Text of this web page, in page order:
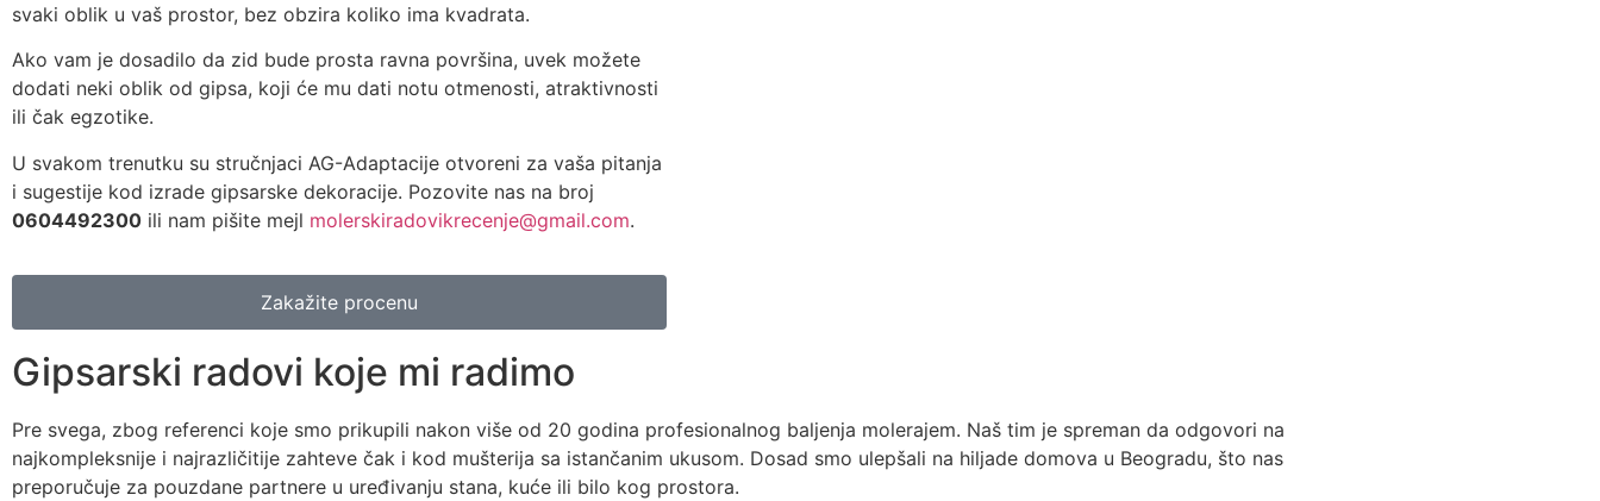
svaki oblik u vaš prostor, bez obzira koliko ima kvadrata.
Ako vam je dosadilo da zid bude prosta ravna površina, uvek možete
dodati neki oblik od gipsa, koji će mu dati notu otmenosti, atraktivnosti
ili čak egzotike.
U svakom trenutku su stručnjaci AG-Adaptacije otvoreni za vaša pitanja
i sugestije kod izrade gipsarske dekoracije. Pozovite nas na broj
0604492300 ili nam pišite mejl molerskiradovikrecenje@gmail.com.
Zakažite procenu
Gipsarski radovi koje mi radimo
Pre svega, zbog referenci koje smo prikupili nakon više od 20 godina profesionalnog baljenja molerajem. Naš tim je spreman da odgovori na
najkompleksnije i najrazličitije zahteve čak i kod mušterija sa istančanim ukusom. Dosad smo ulepšali na hiljade domova u Beogradu, što nas
preporučuje za pouzdane partnere u uređivanju stana, kuće ili bilo kog prostora.